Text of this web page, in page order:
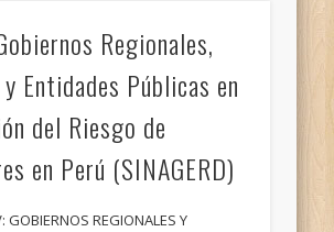
Regionales,
Entidades Públicas en
del Riesgo de
en Perú (SINAGERD)
GOBIERNOS REGIONALES Y